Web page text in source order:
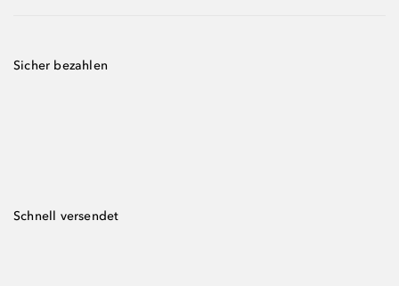
Sicher bezahlen
Schnell versendet